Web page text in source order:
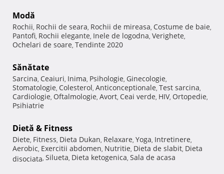
Modă
Rochii, Rochii de seara, Rochii de mireasa, Costume de baie,
Pantofi, Rochii elegante, Inele de logodna, Verighete,
Ochelari de soare, Tendinte 2020
Sănătate
Sarcina, Ceaiuri, Inima, Psihologie, Ginecologie,
Stomatologie, Colesterol, Anticonceptionale, Test sarcina,
Cardiologie, Oftalmologie, Avort, Ceai verde, HIV, Ortopedie,
Psihiatrie
Dietă & Fitness
Diete, Fitness, Dieta Dukan, Relaxare, Yoga, Intretinere,
Aerobic, Exercitii abdomen, Nutritie, Dieta de slabit, Dieta
disociata, Silueta, Dieta ketogenica, Sala de acasa